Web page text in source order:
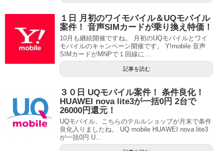
１日 月初のワイモバイル＆UQモバイル
案件！ 音声SIMカードが乗り換え特価！
10月も継続開催ですね。 月初のUQモバイルとワイ
モバイルのキャンペーン開催です。 Y!mobile 音声
SIMカードがMNPで１回線に...
記事を読む
３０日 UQモバイル案件！ 条件良化！
HUAWEI nova lite3が一括0円 2台で
26000円還元！
UQモバイル、こちらのテルルショップが月末で条件
良化入りましたね。 UQ mobile HUAWEI nova lite3
が一括0円 U...